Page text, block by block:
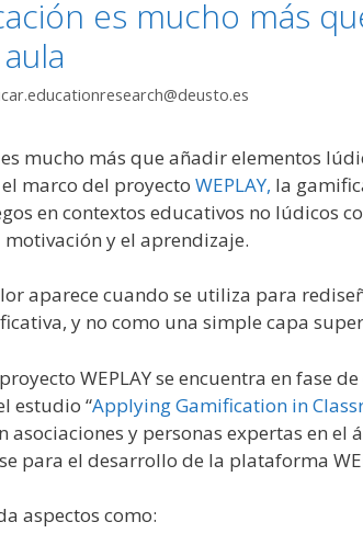
es mucho más
mucho más que añadir elementos
marco del proyecto WEPLAY, la
en contextos educativos no lúdicos
y el aprendizaje.
aparece cuando se utiliza para
y no como una simple capa
WEPLAY se encuentra en fase
estudio “Applying Gamification in
asociaciones y personas expertas en el
para el desarrollo de la plataforma
aspectos como: